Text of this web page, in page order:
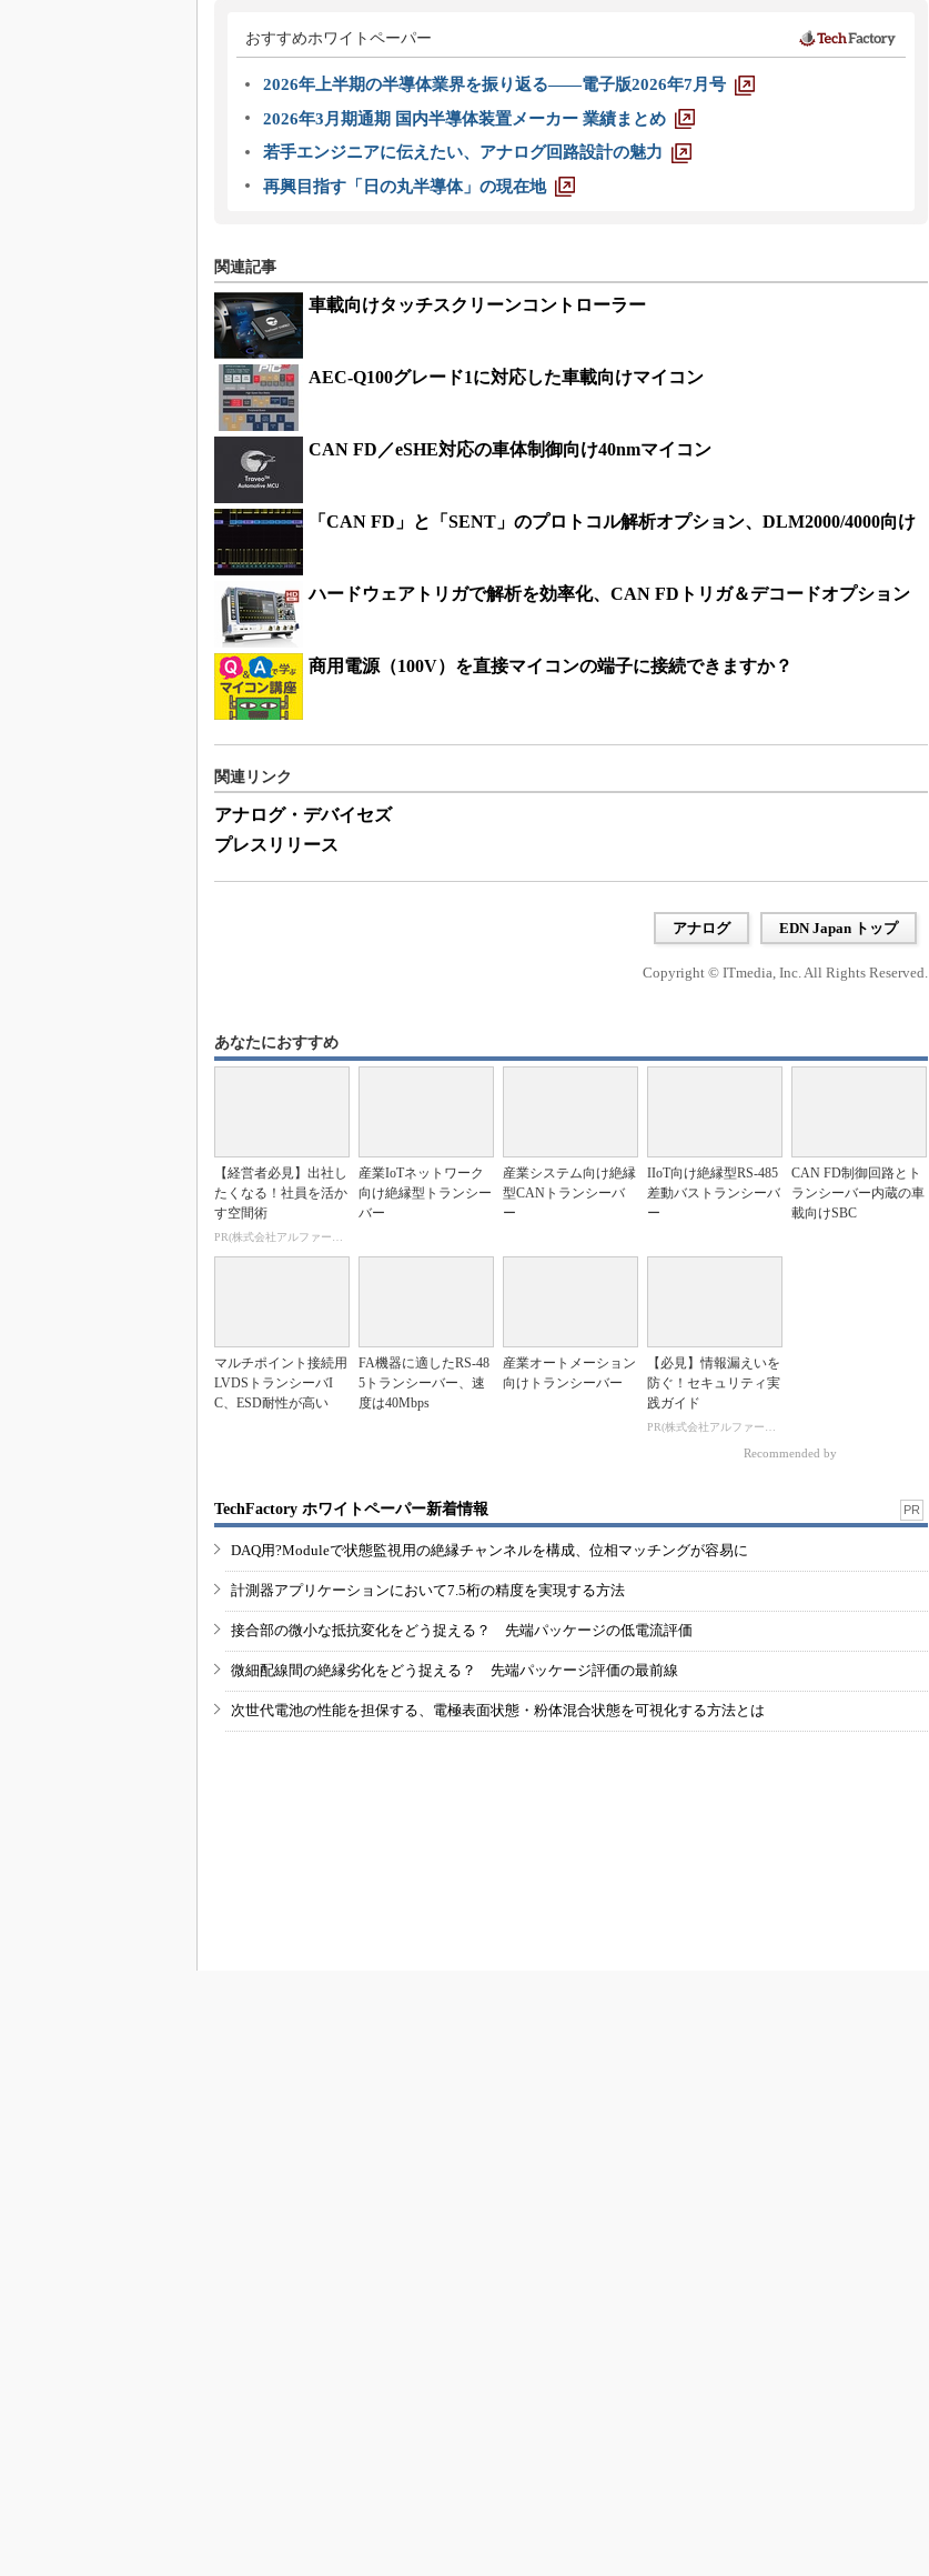
おすすめホワイトペーパー
2026年上半期の半導体業界を振り返る――電子版2026年7月号
2026年3月期通期 国内半導体装置メーカー 業績まとめ
若手エンジニアに伝えたい、アナログ回路設計の魅力
再興目指す「日の丸半導体」の現在地
関連記事
車載向けタッチスクリーンコントローラー
AEC-Q100グレード1に対応した車載向けマイコン
CAN FD／eSHE対応の車体制御向け40nmマイコン
「CAN FD」と「SENT」のプロトコル解析オプション、DLM2000/4000向け
ハードウェアトリガで解析を効率化、CAN FDトリガ＆デコードオプション
商用電源（100V）を直接マイコンの端子に接続できますか？
関連リンク
アナログ・デバイセズ
プレスリリース
アナログ EDN Japan トップ
Copyright © ITmedia, Inc. All Rights Reserved.
あなたにおすすめ
【経営者必見】出社し
たくなる！社員を活か
す空間術
PR(株式会社アルファーテクノ)
産業IoTネットワーク
向け絶縁型トランシー
バー
産業システム向け絶縁
型CANトランシーバ
ー
IIoT向け絶縁型RS-485
差動バストランシーバ
ー
CAN FD制御回路とト
ランシーバー内蔵の車
載向けSBC
マルチポイント接続用
LVDSトランシーバI
C、ESD耐性が高い
FA機器に適したRS-48
5トランシーバー、速
度は40Mbps
産業オートメーション
向けトランシーバー
【必見】情報漏えいを
防ぐ！セキュリティ実
践ガイド
PR(株式会社アルファーテクノ)
Recommended by
TechFactory ホワイトペーパー新着情報 PR
DAQ用?Moduleで状態監視用の絶縁チャンネルを構成、位相マッチングが容易に
計測器アプリケーションにおいて7.5桁の精度を実現する方法
接合部の微小な抵抗変化をどう捉える？ 先端パッケージの低電流評価
微細配線間の絶縁劣化をどう捉える？ 先端パッケージ評価の最前線
次世代電池の性能を担保する、電極表面状態・粉体混合状態を可視化する方法とは